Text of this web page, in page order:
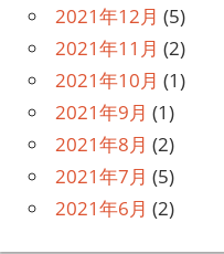
2021年12月 (5)
2021年11月 (2)
2021年10月 (1)
2021年9月 (1)
2021年8月 (2)
2021年7月 (5)
2021年6月 (2)